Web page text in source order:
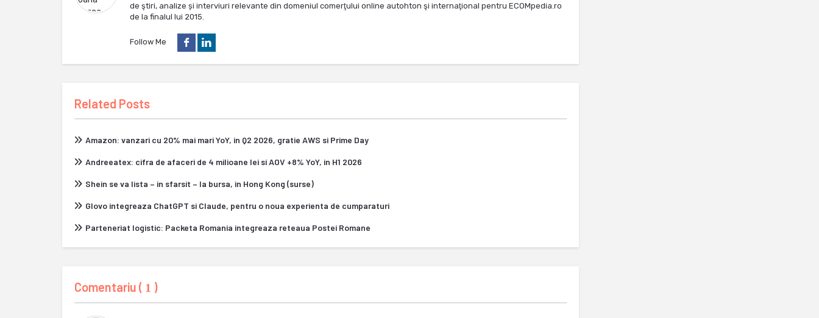
de ştiri, analize și interviuri relevante din domeniul comerţului online autohton şi internaţional pentru ECOMpedia.ro
de la finalul lui 2015.
Follow Me
Related Posts
Amazon: vanzari cu 20% mai mari YoY, in Q2 2026, gratie AWS si Prime Day
Andreeatex: cifra de afaceri de 4 milioane lei si AOV +8% YoY, in H1 2026
Shein se va lista – in sfarsit – la bursa, in Hong Kong (surse)
Glovo integreaza ChatGPT si Claude, pentru o noua experienta de cumparaturi
Parteneriat logistic: Packeta Romania integreaza reteaua Postei Romane
Comentariu ( 1 )